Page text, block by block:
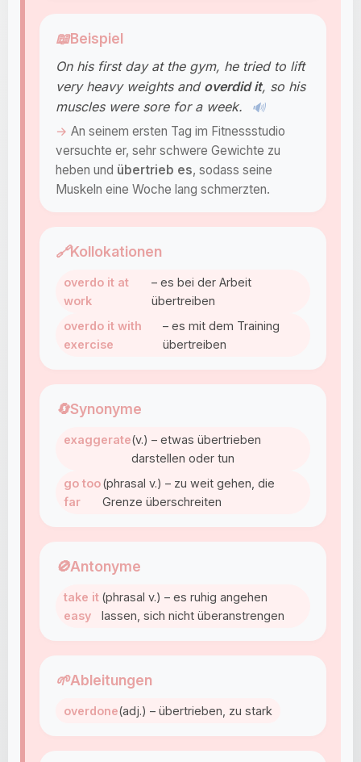
📖Beispiel
On his first day at the gym, he tried to lift
very heavy weights and overdid it, so his
muscles were sore for a week.
🔊
An seinem ersten Tag im Fitnessstudio
versuchte er, sehr schwere Gewichte zu
heben und übertrieb es, sodass seine
Muskeln eine Woche lang schmerzten.
🔗Kollokationen
overdo it at
work
– es bei der Arbeit
übertreiben
overdo it with
exercise
– es mit dem Training
übertreiben
🔄Synonyme
exaggerate(v.) – etwas übertrieben
darstellen oder tun
go too
far
(phrasal v.) – zu weit gehen, die
Grenze überschreiten
🚫Antonyme
take it
easy
(phrasal v.) – es ruhig angehen
lassen, sich nicht überanstrengen
🌱Ableitungen
overdone(adj.) – übertrieben, zu stark